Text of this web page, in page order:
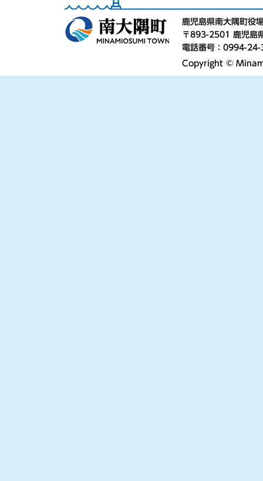
鹿児島県南大隅町役
〒893-2501 鹿児島
電話番号：0994-
Copyright ©